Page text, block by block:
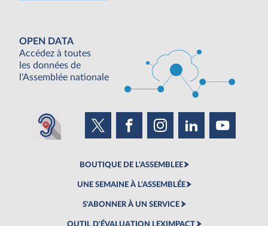
OPEN DATA
Accédez à toutes
les données de
l'Assemblée nationale
BOUTIQUE DE L'ASSEMBLEE
UNE SEMAINE À L'ASSEMBLÉE
S'ABONNER À UN SERVICE
OUTIL D'ÉVALUATION LEXIMPACT